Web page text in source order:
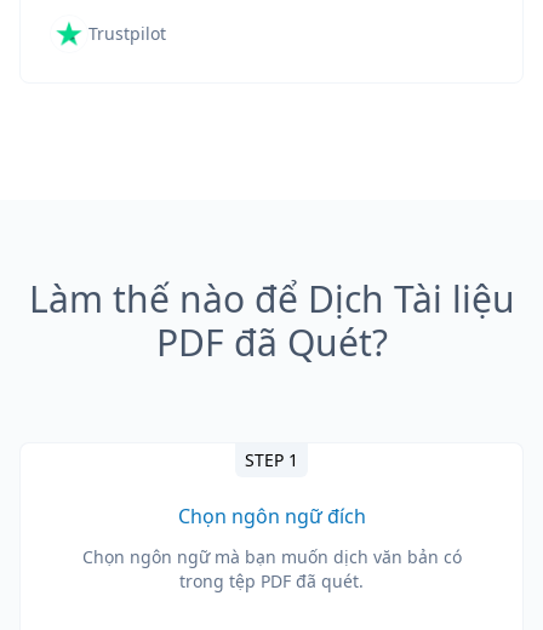
Trustpilot
Làm thế nào để Dịch Tài liệu
PDF đã Quét?
STEP 1
Chọn ngôn ngữ đích
Chọn ngôn ngữ mà bạn muốn dịch văn bản có
trong tệp PDF đã quét.